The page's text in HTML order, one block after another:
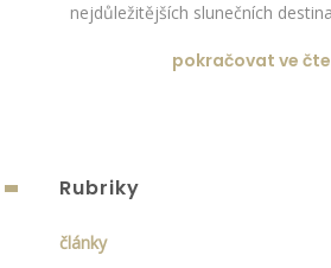
nejdůležitějších slunečních
pokračovat ve
Rubriky
články